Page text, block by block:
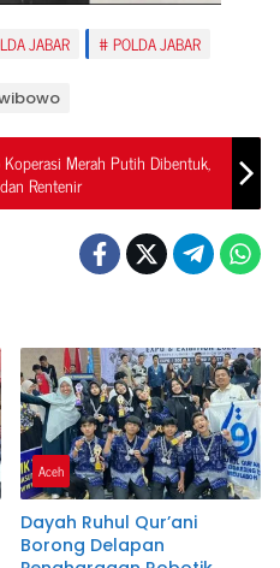
JABAR POLDA JABAR
Merah Putih Dibentuk,
Rentenir
Aceh
Dayah Ruhul Qur’ani
Borong Delapan